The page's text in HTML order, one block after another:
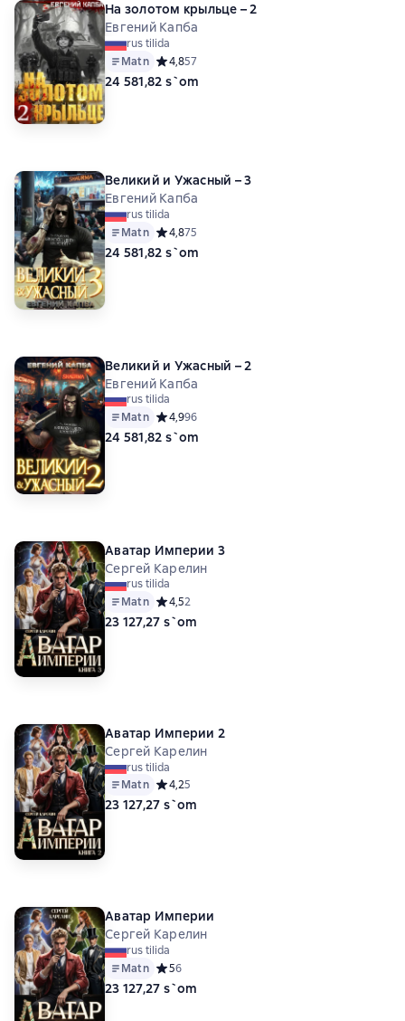
На золотом крыльце – 2
Евгений Капба
rus tilida
Matn Средний рейтинг 4,8 на основе 57 оценок
4,857
24 581,82 s`om
Великий и Ужасный – 3
Евгений Капба
rus tilida
Matn Средний рейтинг 4,8 на основе 75 оценок
4,875
24 581,82 s`om
Великий и Ужасный – 2
Евгений Капба
rus tilida
Matn Средний рейтинг 4,9 на основе 96 оценок
4,996
24 581,82 s`om
Аватар Империи 3
Сергей Карелин
rus tilida
Matn Средний рейтинг 4,5 на основе 2 оценок
4,52
23 127,27 s`om
Аватар Империи 2
Сергей Карелин
rus tilida
Matn Средний рейтинг 4,2 на основе 5 оценок
4,25
23 127,27 s`om
Аватар Империи
Сергей Карелин
rus tilida
Matn Средний рейтинг 5 на основе 6 оценок
56
23 127,27 s`om